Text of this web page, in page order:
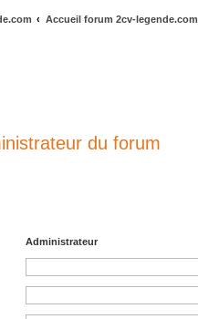
Accueil forum 2cv-legende.com
du forum
Administrateur